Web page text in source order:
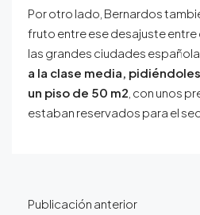
Por otro lado, Bernardos
fruto entre ese desajuste entre
las grandes ciudades
a la clase media,
un piso de 50 m2 , con unos
estaban reservados para el
Publicación anterior